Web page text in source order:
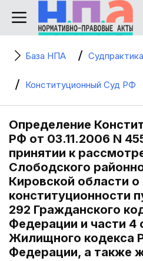
База НПА
Конституционный Суд РФ
Определение
РФ от 03.11.2006 N
принятии к
Слободского
Кировской области о
конституционности
292 Гражданского
Федерации и части 4
Жилищного кодекса
Федерации, а также